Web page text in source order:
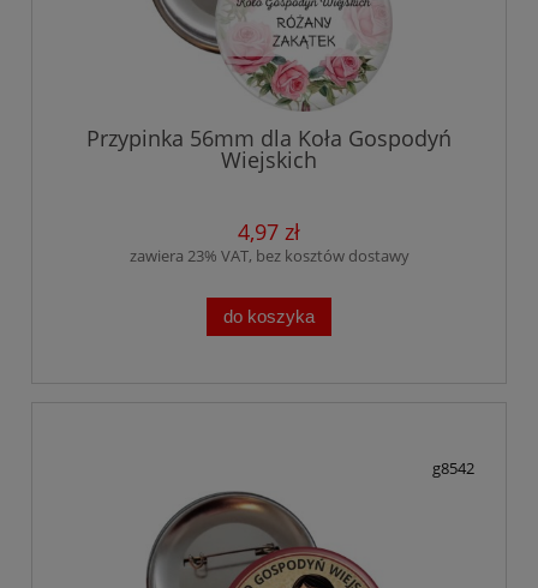
Przypinka 56mm dla Koła Gospodyń
Wiejskich
4,97 zł
zawiera 23% VAT, bez kosztów dostawy
do koszyka
g8542